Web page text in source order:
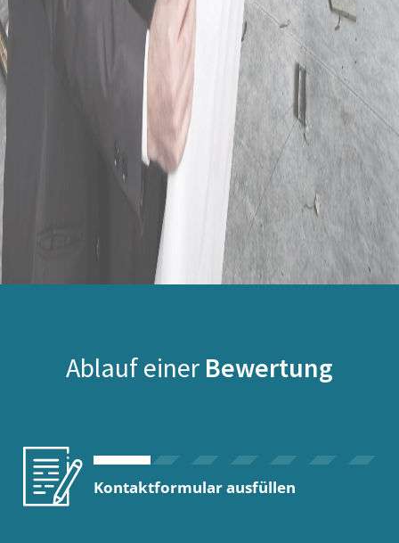
Ablauf einer Bewertung
Kontaktformular ausfüllen